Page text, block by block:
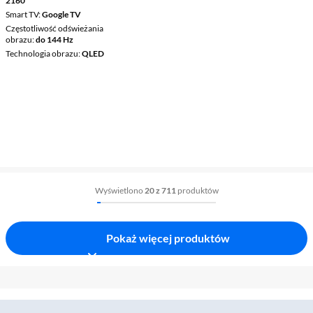
Smart TV Google TV
Częstotliwość odświeżania
obrazu do 144 Hz
Technologia obrazu QLED
Wyświetlono 20 z 711 produktów
Pokaż więcej produktów